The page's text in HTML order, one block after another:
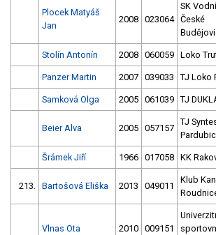
Plocek Matyáš
Jan
2008 023064
SK
České
Stolín Antonín 2008 060059 Loko
Panzer Martin 2007 039033 TJ Loko
Samková Olga 2005 061039 TJ
Beier Alva 2005 057157
TJ
Šrámek Jiří 1966 017058 KK
213. Bartošová Eliška 2013 049011
Klub
Vlnas Ota 2010 009151